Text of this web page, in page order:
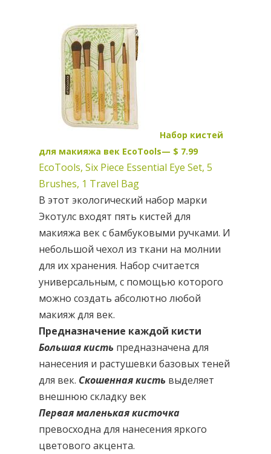
Набор кистей
для макияжа век EcoTools— $ 7.99
EcoTools, Six Piece Essential Eye Set, 5
Brushes, 1 Travel Bag
В этот экологический набор марки
Экотулс входят пять кистей для
макияжа век с бамбуковыми ручками. И
небольшой чехол из ткани на молнии
для их хранения. Набор считается
универсальным, с помощью которого
можно создать абсолютно любой
макияж для век.
Предназначение каждой кисти
Большая кисть предназначена для
нанесения и растушевки базовых теней
для век. Скошенная кисть выделяет
внешнюю складку век
Первая маленькая кисточка
превосходна для нанесения яркого
цветового акцента.